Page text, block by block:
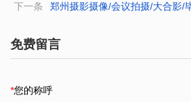
下一条 郑州摄影摄像/会议拍摄/大合影/
免费留言
*您的称呼